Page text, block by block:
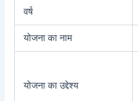
वर्ष
योजना का नाम
योजना का उद्देश्य